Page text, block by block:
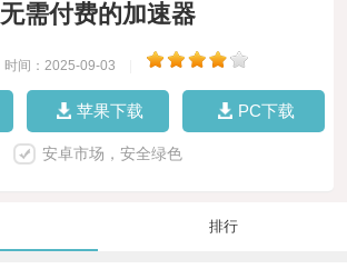
无需付费的加速器
时间：2025-09-03
苹果下载 PC下载
安卓市场，安全绿色
排行